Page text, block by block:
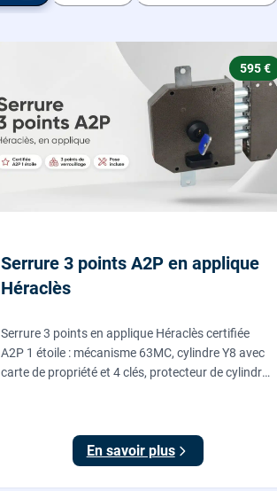
595 €
Serrure 3 points A2P en applique
Héraclès
Serrure 3 points en applique Héraclès certifiée
A2P 1 étoile : mécanisme 63MC, cylindre Y8 avec
carte de propriété et 4 clés, protecteur de cylindre
En savoir plus